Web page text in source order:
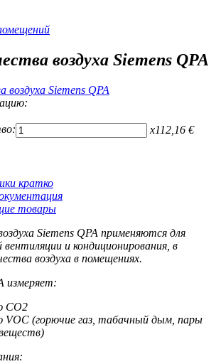
воздуха Siemens QPA
x112,16 €
кратко
товары
Siemens QPA применяются для
и кондиционирования, в
воздуха в помещениях.
измеряет:
СO2
VOC (горючие газ, табачный дым, пары